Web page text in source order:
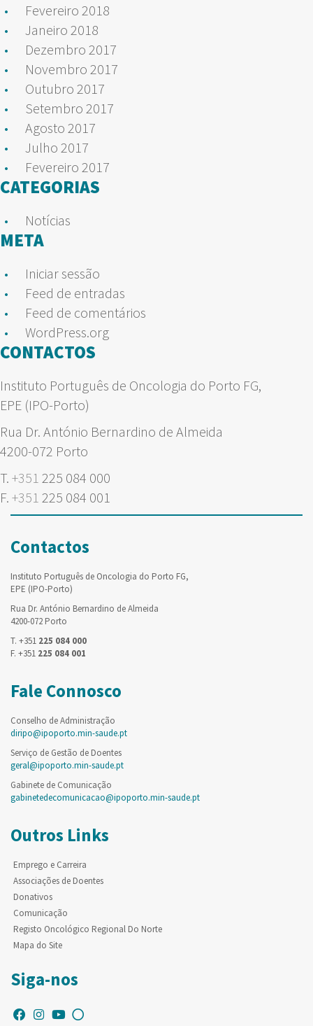
Fevereiro 2018
Janeiro 2018
Dezembro 2017
Novembro 2017
Outubro 2017
Setembro 2017
Agosto 2017
Julho 2017
Fevereiro 2017
CATEGORIAS
Notícias
META
Iniciar sessão
Feed de entradas
Feed de comentários
WordPress.org
CONTACTOS
Instituto Português de Oncologia do Porto FG,
EPE (IPO-Porto)
Rua Dr. António Bernardino de Almeida
4200-072 Porto
T. +351 225 084 000
F. +351 225 084 001
Contactos
Instituto Português de Oncologia do Porto FG,
EPE (IPO-Porto)
Rua Dr. António Bernardino de Almeida
4200-072 Porto
T. +351 225 084 000
F. +351 225 084 001
Fale Connosco
Conselho de Administração
diripo@ipoporto.min-saude.pt
Serviço de Gestão de Doentes
geral@ipoporto.min-saude.pt
Gabinete de Comunicação
gabinetedecomunicacao@ipoporto.min-saude.pt
Outros Links
Emprego e Carreira
Associações de Doentes
Donativos
Comunicação
Registo Oncológico Regional Do Norte
Mapa do Site
Siga-nos